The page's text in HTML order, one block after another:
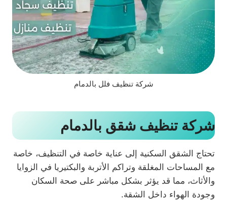
شركة تنظيف فلل بالدمام
شركة تنظيف شقق بالدمام
تحتاج الشقق السكنية إلى عناية خاصة في التنظيف، خاصة
مع المساحات المغلقة وتراكم الأتربة والبكتيريا في الزوايا
والأثاث، مما قد يؤثر بشكل مباشر على صحة السكان
وجودة الهواء داخل الشقة.